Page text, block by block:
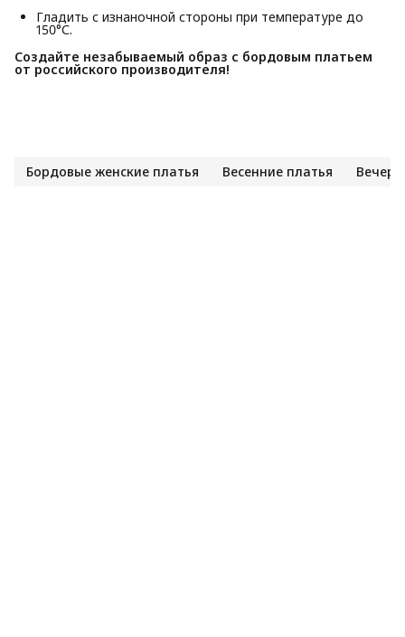
Гладить с изнаночной стороны при температуре до
150°С.
Создайте незабываемый образ с бордовым платьем
от российского производителя!
Бордовые женские платья Весенние платья